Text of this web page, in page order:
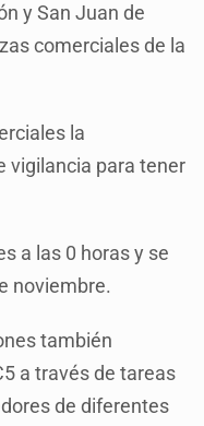
y San Juan de
comerciales de la
la
vigilancia para tener
a las 0 horas y se
noviembre.
también
a través de tareas
de diferentes